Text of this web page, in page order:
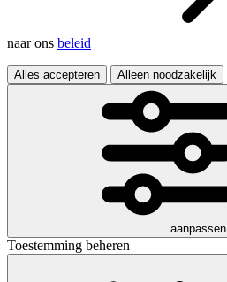
naar ons beleid
Alles accepteren Alleen noodzakelijk
aanpassen
Toestemming beheren